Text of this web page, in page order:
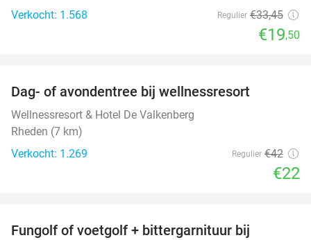
Verkocht: 1.568
Regulier €33,45
€19,50
Dag- of avondentree bij wellnessresort
Wellnessresort & Hotel De Valkenberg
Rheden (7 km)
Verkocht: 1.269
Regulier €42
€22
Fungolf of voetgolf + bittergarnituur bij